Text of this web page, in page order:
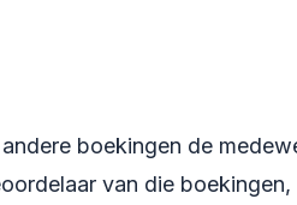
boekingen de
van die